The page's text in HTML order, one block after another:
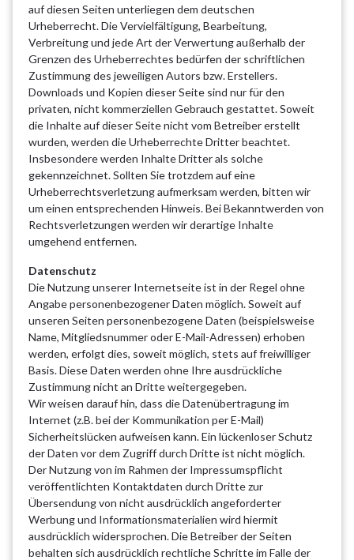
auf diesen Seiten unterliegen dem deutschen
Urheberrecht. Die Vervielfältigung, Bearbeitung,
Verbreitung und jede Art der Verwertung außerhalb der
Grenzen des Urheberrechtes bedürfen der schriftlichen
Zustimmung des jeweiligen Autors bzw. Erstellers.
Downloads und Kopien dieser Seite sind nur für den
privaten, nicht kommerziellen Gebrauch gestattet. Soweit
die Inhalte auf dieser Seite nicht vom Betreiber erstellt
wurden, werden die Urheberrechte Dritter beachtet.
Insbesondere werden Inhalte Dritter als solche
gekennzeichnet. Sollten Sie trotzdem auf eine
Urheberrechtsverletzung aufmerksam werden, bitten wir
um einen entsprechenden Hinweis. Bei Bekanntwerden von
Rechtsverletzungen werden wir derartige Inhalte
umgehend entfernen.
Datenschutz
Die Nutzung unserer Internetseite ist in der Regel ohne
Angabe personenbezogener Daten möglich. Soweit auf
unseren Seiten personenbezogene Daten (beispielsweise
Name, Mitgliedsnummer oder E-Mail-Adressen) erhoben
werden, erfolgt dies, soweit möglich, stets auf freiwilliger
Basis. Diese Daten werden ohne Ihre ausdrückliche
Zustimmung nicht an Dritte weitergegeben.
Wir weisen darauf hin, dass die Datenübertragung im
Internet (z.B. bei der Kommunikation per E-Mail)
Sicherheitslücken aufweisen kann. Ein lückenloser Schutz
der Daten vor dem Zugriff durch Dritte ist nicht möglich.
Der Nutzung von im Rahmen der Impressumspflicht
veröffentlichten Kontaktdaten durch Dritte zur
Übersendung von nicht ausdrücklich angeforderter
Werbung und Informationsmaterialien wird hiermit
ausdrücklich widersprochen. Die Betreiber der Seiten
behalten sich ausdrücklich rechtliche Schritte im Falle der